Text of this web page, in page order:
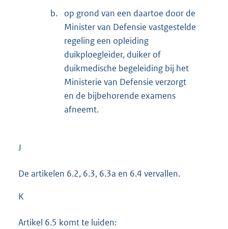
b.
op grond van een daartoe door de
Minister van Defensie vastgestelde
regeling een opleiding
duikploegleider, duiker of
duikmedische begeleiding bij het
Ministerie van Defensie verzorgt
en de bijbehorende examens
afneemt.
J
De artikelen 6.2, 6.3, 6.3a en 6.4 vervallen.
K
Artikel 6.5 komt te luiden: